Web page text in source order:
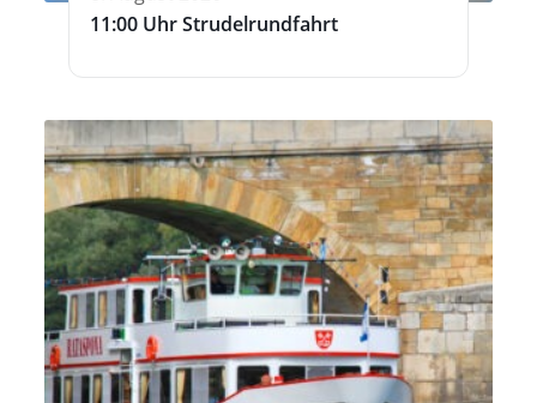
11:00 Uhr Strudelrundfahrt